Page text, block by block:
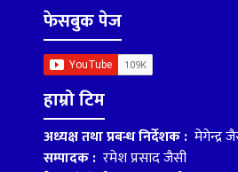
फेसबुक पेज
हाम्रो टिम
अध्यक्ष तथा प्रबन्ध निर्देशक : मेगेन्द्र
सम्पादक : रमेश प्रसाद जैसी